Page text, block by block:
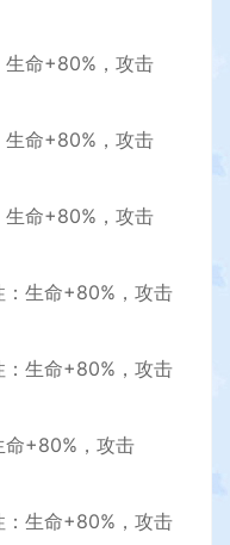
生命+80%，攻击
生命+80%，攻击
生命+80%，攻击
：生命+80%，攻击
：生命+80%，攻击
命+80%，攻击
：生命+80%，攻击